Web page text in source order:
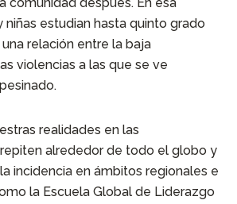
niñas estudian hasta quinto grado
relación entre la baja
violencias a las que se ve
realidades en las
alrededor de todo el globo y
incidencia en ámbitos regionales e
la Escuela Global de Liderazgo